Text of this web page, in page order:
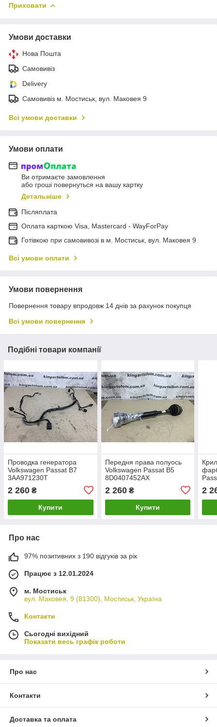
Приховати
Умови доставки
Нова Пошта
Самовивіз
Delivery
Самовивіз м. Мостиськ, вул. Маковея 9
Всі умови доставки
Умови оплати
Ви отримаєте замовлення
або гроші повернуться на вашу картку
Детальніше
Післяплата
Оплата карткою Visa, Mastercard - WayForPay
Готівкою при самовивозі в м. Мостиськ, вул. Маковея 9
Всі умови оплати
Умови повернення
Повернення товару впродовж 14 днів за рахунок покупця
Всі умови повернення
Подібні товари компанії
Проводка генератора
Volkswagen Passat B7
3AA971230T
2 260 ₴
Купити
Передня права полуось
Volkswagen Passat B5
8D0407452AX
2 260₴
Купити
2
Про нас
97% позитивних з 190 відгуків за рік
Працює з 12.01.2024
м. Мостиськ
вул. Маковея, 9 (81300), Мостиськ, Україна
Контакти
Сьогодні вихідний
Показати весь графік роботи
Про нас
Контакти
Доставка та оплата